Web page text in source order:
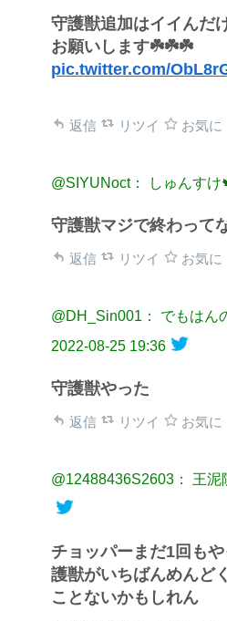
守護獣追加はイイんだ
お願いします☘️☘️☘️
pic.twitter.com/
返信 リツイ お気に
@SIYUNoct： しゅんすけ
守護獣マジで終わって
返信 リツイ お気に
@DH_Sin001： でもはん
2022-08-25 19:36
守護獣やった
返信 リツイ お気に
@12488436S2603： 王泥
チョッパーまだ1回も
護獣がいちばんめんど
ことないかもしれん